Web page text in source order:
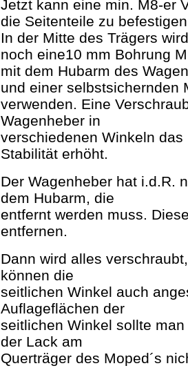
Jetzt kann eine min. M8-er
die Seitenteile zu
In der Mitte des Trägers wird
noch eine10 mm Bohrung
mit dem Hubarm des
und einer selbstsichernden
verwenden. Eine
Wagenheber in
verschiedenen Winkeln
Stabilität erhöht.
Der Wagenheber hat i.d.R.
dem Hubarm, die
entfernt werden muss.
entfernen.
Dann wird alles
können die
seitlichen Winkel auch
Auflageflächen der
seitlichen Winkel sollte
der Lack am
Querträger des Moped´s